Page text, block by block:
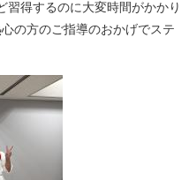
習得するのに大変時間がかかり
の方のご指導のおかげでステ